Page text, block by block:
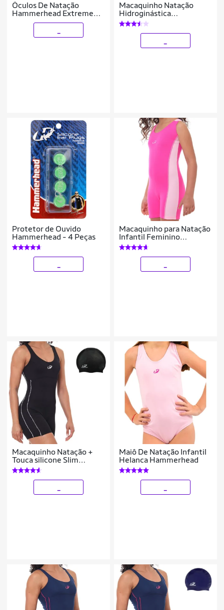
Óculos De Natação
Hammerhead Extreme
Triathlon Fume Preto
Macaquinho Natação
Hidroginástica
Hammerhead Helanca
Protetor de Ouvido
Hammerhead - 4 Peças
Macaquinho para Natação
Infantil Feminino
Hammerhead Helanca
Macaquinho Natação +
Touca silicone Slim
Maiô De Natação Infantil
Helanca Hammerhead